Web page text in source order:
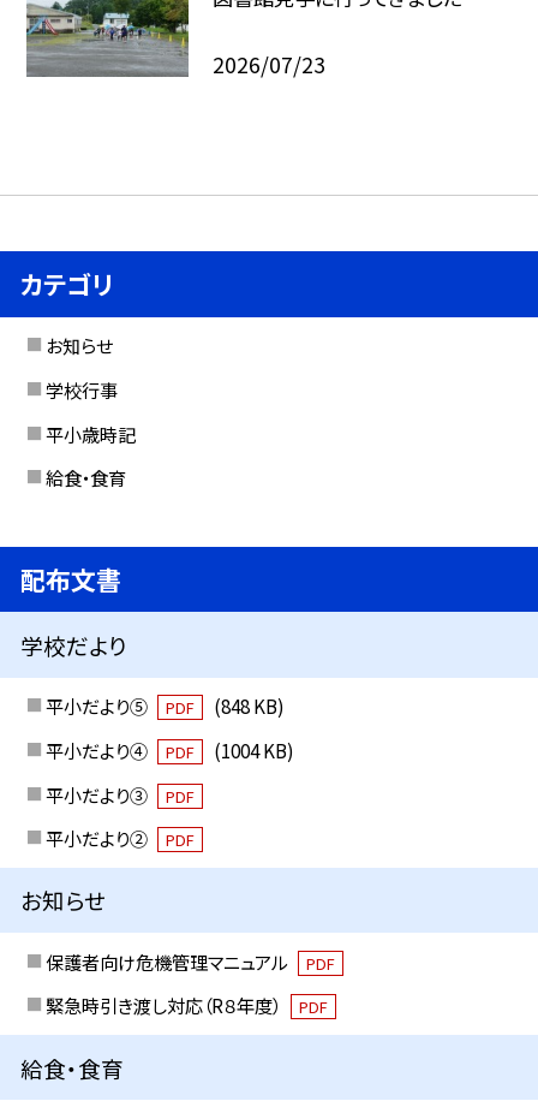
2026/07/23
カテゴリ
お知らせ
学校行事
平小歳時記
給食・食育
配布文書
学校だより
平小だより⑤ PDF
(848 KB)
平小だより④
PDF
(1004 KB)
平小だより③
PDF
平小だより② PDF
お知らせ
保護者向け危機管理マニュアル PDF
緊急時引き渡し対応（R８年度） PDF
給食・食育